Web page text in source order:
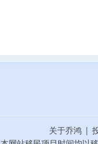
关于乔鸿 |